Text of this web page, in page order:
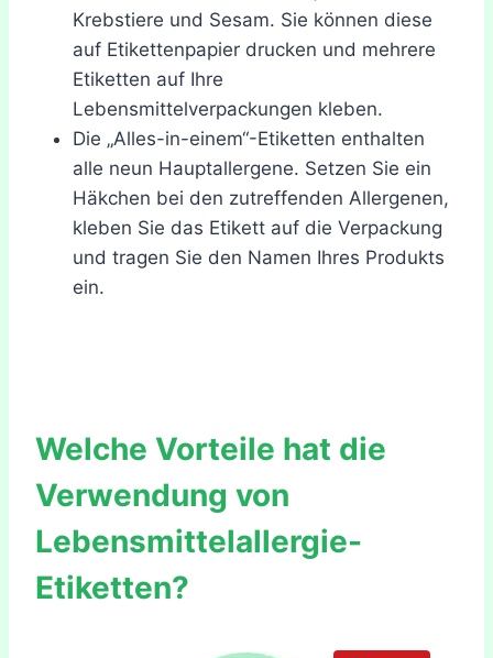
Krebstiere und Sesam. Sie können diese
auf Etikettenpapier drucken und mehrere
Etiketten auf Ihre
Lebensmittelverpackungen kleben.
Die „Alles-in-einem“-Etiketten enthalten
alle neun Hauptallergene. Setzen Sie ein
Häkchen bei den zutreffenden Allergenen,
kleben Sie das Etikett auf die Verpackung
und tragen Sie den Namen Ihres Produkts
ein.
Welche Vorteile hat die
Verwendung von
Lebensmittelallergie-
Etiketten?